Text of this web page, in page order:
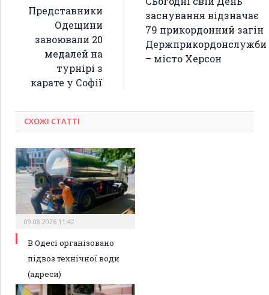
Представники
Одещини
завоювали 20
медалей на
турнірі з
карате у Софії
заснування відзначає
79 прикордонний загін
Держприкордонслужби
– місто Херсон
СХОЖІ СТАТТІ
09.08.2026 11:42
В Одесі організовано
підвоз технічної води
(адреси)